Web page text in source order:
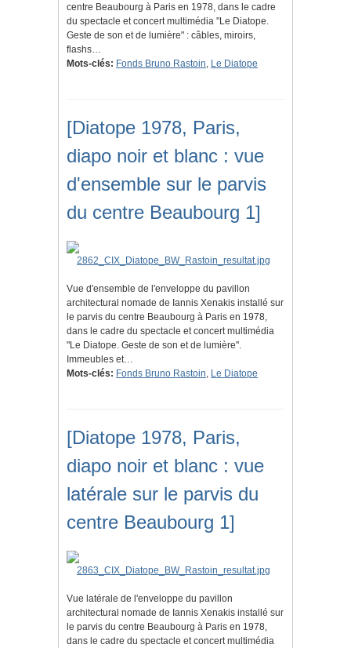
centre Beaubourg à Paris en 1978, dans le cadre
du spectacle et concert multimédia "Le Diatope.
Geste de son et de lumière" : câbles, miroirs,
flashs…
Mots-clés: Fonds Bruno Rastoin, Le Diatope
[Diatope 1978, Paris,
diapo noir et blanc : vue
d'ensemble sur le parvis
du centre Beaubourg 1]
Vue d'ensemble de l'enveloppe du pavillon
architectural nomade de Iannis Xenakis installé sur
le parvis du centre Beaubourg à Paris en 1978,
dans le cadre du spectacle et concert multimédia
"Le Diatope. Geste de son et de lumière".
Immeubles et…
Mots-clés: Fonds Bruno Rastoin, Le Diatope
[Diatope 1978, Paris,
diapo noir et blanc : vue
latérale sur le parvis du
centre Beaubourg 1]
Vue latérale de l'enveloppe du pavillon
architectural nomade de Iannis Xenakis installé sur
le parvis du centre Beaubourg à Paris en 1978,
dans le cadre du spectacle et concert multimédia